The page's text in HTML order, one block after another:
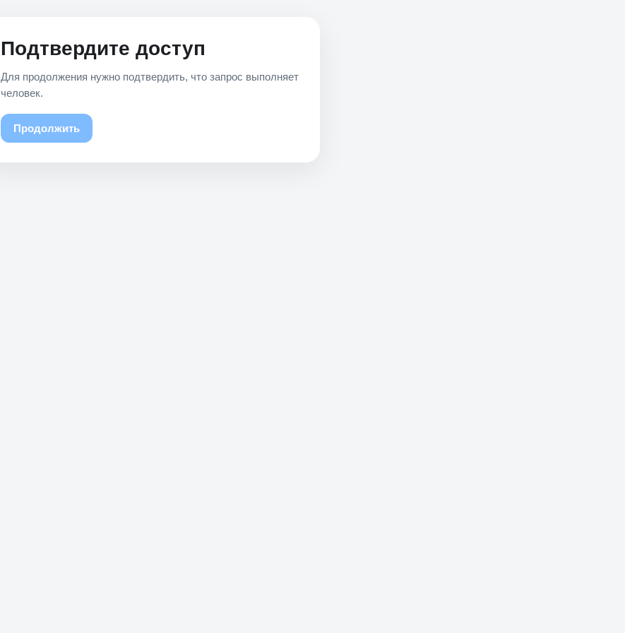
Подтвердите доступ
Для продолжения нужно подтвердить, что запрос выполняет
человек.
Продолжить